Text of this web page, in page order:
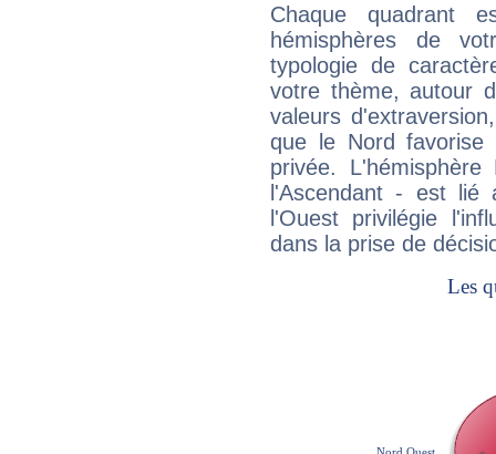
Chaque quadrant
hémisphères de
typologie de
votre thème, autour
valeurs
que le Nord favorise
privée.
l'Ascendant - est
l'Ouest privilégie
dans la prise de